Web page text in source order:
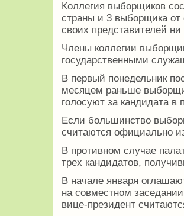
Коллегия выборщиков
страны и 3 выборщика от
своих представителей
Члены коллегии
государственными
В первый понедельник
месяцем раньше
голосуют за кандидата
Если большинство
считаются официально
В противном случае
трех кандидатов,
В начале января
на совместном
вице-президент